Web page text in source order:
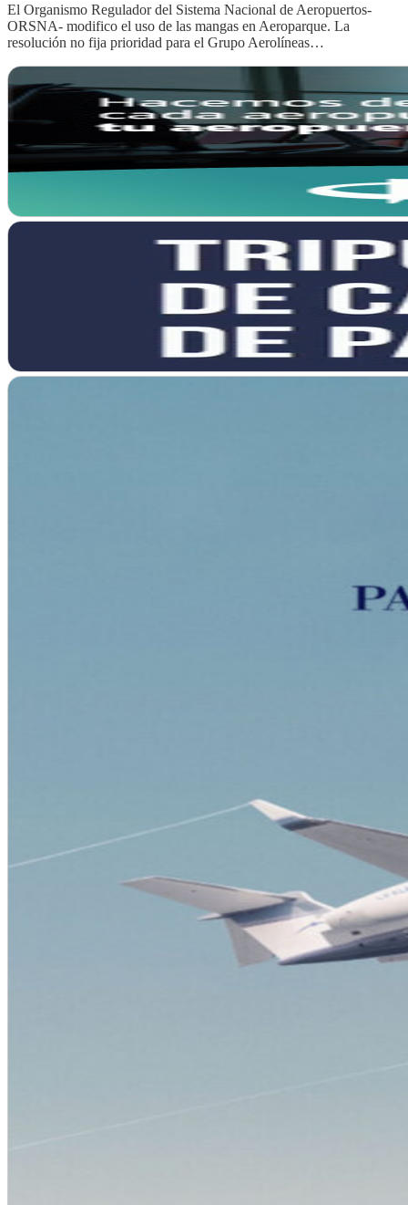
El Organismo Regulador del Sistema Nacional de Aeropuertos-
ORSNA- modifico el uso de las mangas en Aeroparque. La
resolución no fija prioridad para el Grupo Aerolíneas…